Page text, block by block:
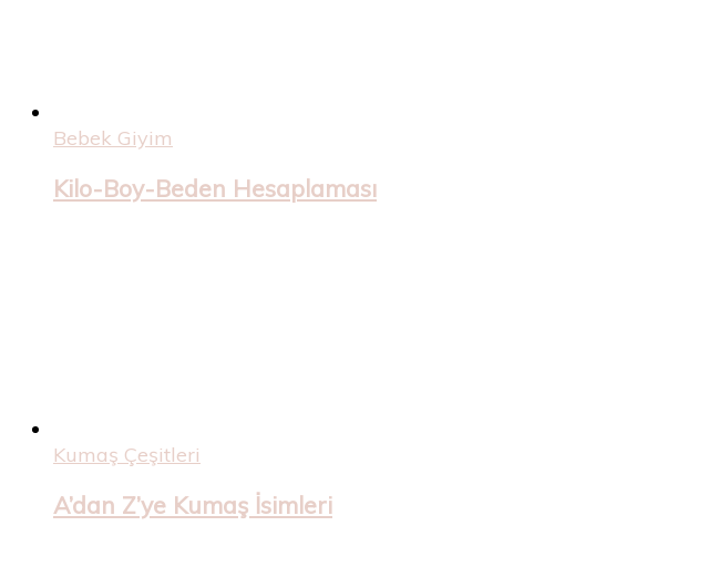
Bebek Giyim
Kilo-Boy-Beden Hesaplaması
Kumaş Çeşitleri
A’dan Z’ye Kumaş İsimleri